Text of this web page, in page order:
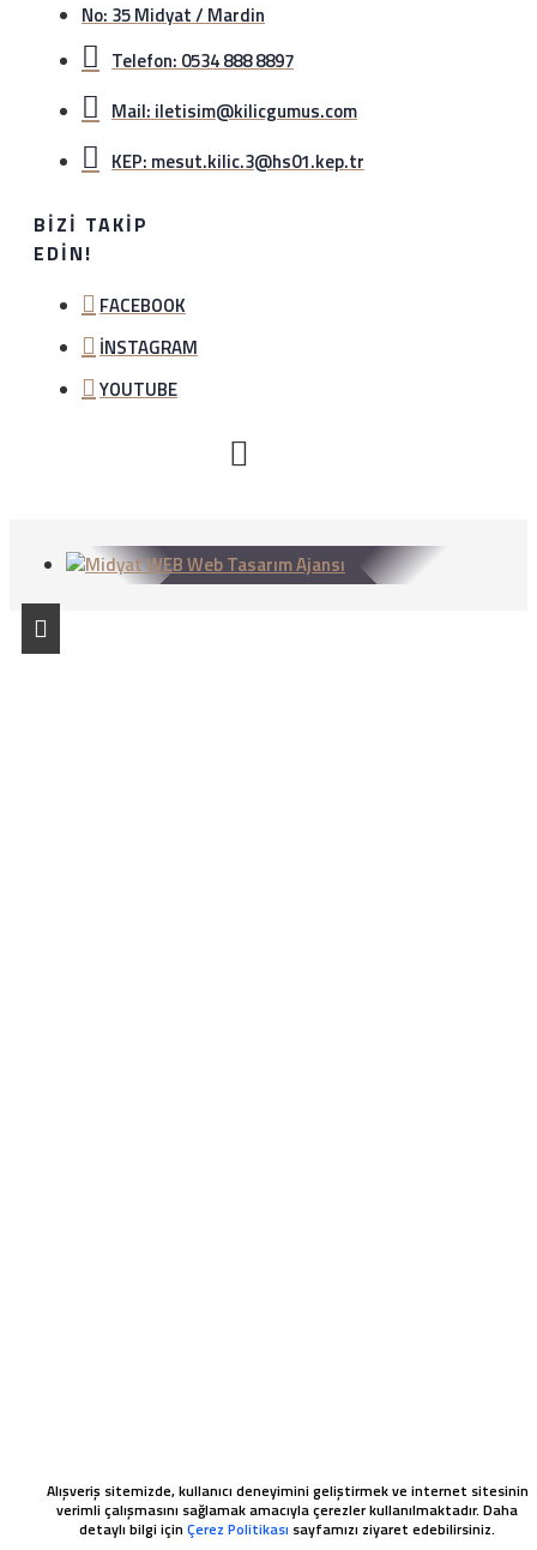
WHATSAPP SIPARIŞ
No: 35 Midyat / Mardin
Telefon: 0534 888 8897
Mail: iletisim@kilicgumus.com
KEP: mesut.kilic.3@hs01.kep.tr
BIZI TAKIP
EDIN!
FACEBOOK
İNSTAGRAM
YOUTUBE
Alışveriş sitemizde, kullanıcı deneyimini geliştirmek ve internet sitesinin
verimli çalışmasını sağlamak amacıyla çerezler kullanılmaktadır. Daha
detaylı bilgi içinÇerez Politikası sayfamızı ziyaret edebilirsiniz.